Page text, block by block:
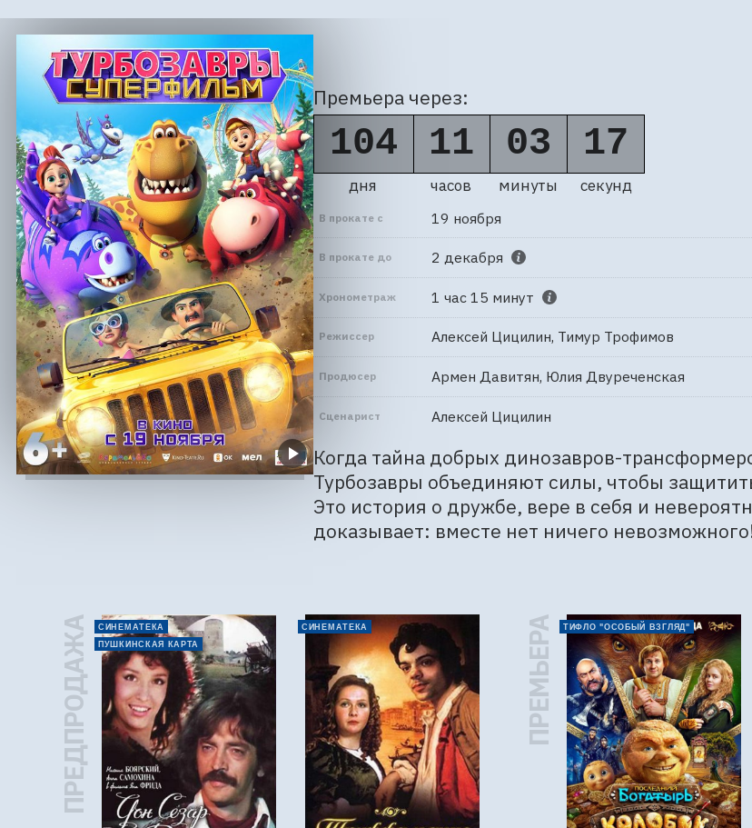
Премьера через:
104
дня
11
часов
03
минуты
16
секунд
В прокате с 19 ноября
В прокате до 2 декабря
Хронометраж 1 час 15 минут
Режиссер Алексей Цицилин, Тимур Трофимов
Продюсер Армен Давитян, Юлия Двуреченская
Сценарист Алексей Цицилин
Когда тайна добрых динозавров-
Турбозавры объединяют силы, чтобы
Это история о дружбе, вере в себя и
доказывает: вместе нет ничего
ПРЕДПРОДАЖА
СИНЕМАТЕКА
ПУШКИНСКАЯ КАРТА
СИНЕМАТЕКА ПРЕМЬЕРА ТИФЛО "ОСОБЫЙ ВЗГЛЯД"